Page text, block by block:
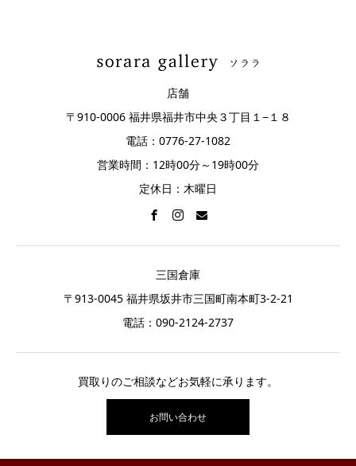
店舗
〒910-0006 福井県福井市中央３丁目１−１８
電話：0776-27-1082
営業時間：12時00分～19時00分
定休日：木曜日
三国倉庫
〒913-0045 福井県坂井市三国町南本町3-2-21
電話： 090-2124-2737
買取りのご相談などお気軽に承ります。
お問い合わせ